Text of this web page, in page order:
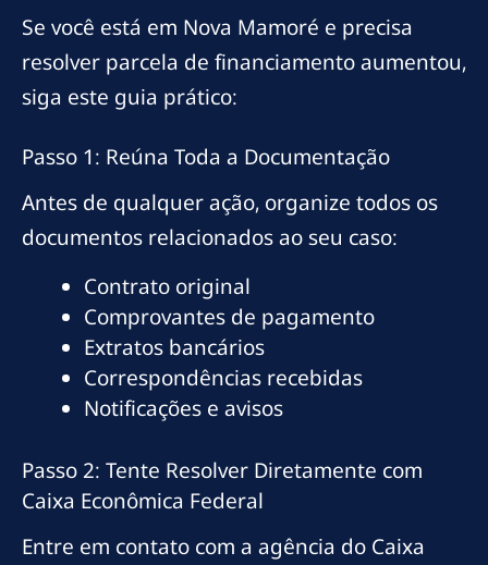
Se você está em Nova Mamoré e precisa
resolver parcela de financiamento aumentou,
siga este guia prático:
Passo 1: Reúna Toda a Documentação
Antes de qualquer ação, organize todos os
documentos relacionados ao seu caso:
Contrato original
Comprovantes de pagamento
Extratos bancários
Correspondências recebidas
Notificações e avisos
Passo 2: Tente Resolver Diretamente com
Caixa Econômica Federal
Entre em contato com a agência do Caixa